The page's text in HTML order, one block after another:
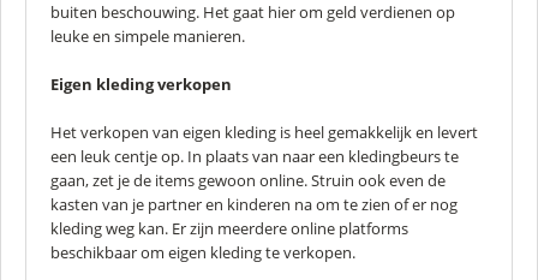
buiten beschouwing. Het gaat hier om geld verdienen op
leuke en simpele manieren.
Eigen kleding verkopen
Het verkopen van eigen kleding is heel gemakkelijk en levert
een leuk centje op. In plaats van naar een kledingbeurs te
gaan, zet je de items gewoon online. Struin ook even de
kasten van je partner en kinderen na om te zien of er nog
kleding weg kan. Er zijn meerdere online platforms
beschikbaar om eigen kleding te verkopen.